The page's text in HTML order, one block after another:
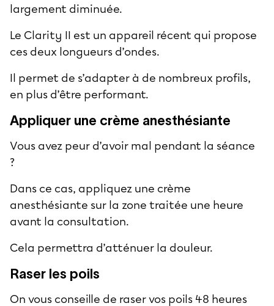
largement diminuée.
Le Clarity II est un appareil récent qui propose
ces deux longueurs d’ondes.
Il permet de s’adapter à de nombreux profils,
en plus d’être performant.
Appliquer une crème anesthésiante
Vous avez peur d’avoir mal pendant la séance
?
Dans ce cas, appliquez une crème
anesthésiante sur la zone traitée une heure
avant la consultation.
Cela permettra d’atténuer la douleur.
Raser les poils
On vous conseille de raser vos poils 48 heures